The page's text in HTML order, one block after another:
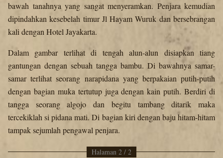
bawah tanahnya yang sangat menyeramkan. Penjara kemudian
dipindahkan kesebelah timur Jl Hayam Wuruk dan bersebrangan
kali dengan Hotel Jayakarta.
Dalam gambar terlihat di tengah alun-alun disiapkan tiang
gantungan dengan sebuah tangga bambu. Di bawahnya samar-
samar terlihat seorang narapidana yang berpakaian putih-putih
dengan bagian muka tertutup juga dengan kain putih. Berdiri di
tangga seorang algojo dan begitu tambang ditarik maka
tercekiklah si pidana mati. Di bagian kiri dengan baju hitam-hitam
tampak sejumlah pengawal penjara.
Halaman 2 / 2